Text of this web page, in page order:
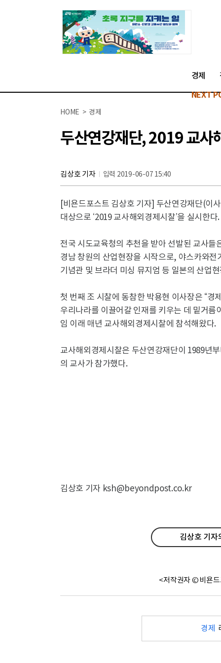
경제
NEXT
HOME > 경제
두산연강재단, 2019 교사
김상호 기자 입력 2019-06-07 15:40
[비욘드포스트 김상호 기자] 두산연강재단(이
대상으로 ‘2019 교사해외경제시찰’을 실시한다.
전국 시도교육청의 추천을 받아 선발된 교사들
경남 창원의 산업현장을 시작으로, 야스카와
기념관 및 브라더 미싱 뮤지엄 등 일본의 산업
첫 번째 조 시찰에 동참한 박용현 이사장은 “
우리나라를 이끌어갈 인재를 키우는 데 밑거름
임 이래 매년 교사해외경제시찰에 참석해왔다.
교사해외경제시찰은 두산연강재단이 1989년
의 교사가 참가했다.
김상호 기자 ksh@beyondpost.co.kr
김상호 기자
<저작권자 © 비욘드
경제